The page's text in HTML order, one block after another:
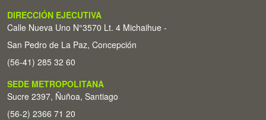
DIRECCIÓN EJECUTIVA
Calle Nueva Uno N°3570 Lt. 4 Michaihue -
San Pedro de La Paz, Concepción
(56-41) 285 32 60
SEDE METROPOLITANA
Sucre 2397, Ñuñoa, Santiago
(56-2) 2366 71 20